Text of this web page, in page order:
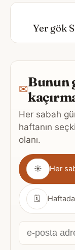
Yer gök
✉Bunun
Her sabah
haftanın
olanı.
Gönderim
sıklığı
☀ Her
🗓
E-
posta